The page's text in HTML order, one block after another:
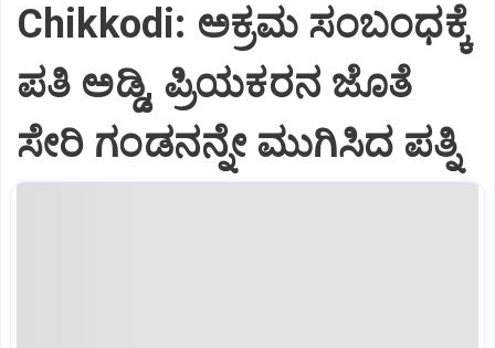
Chikkodi: ಅಕ್ರಮ ಸಂಬಂಧಕ್ಕೆ
ಪತಿ ಅಡ್ಡಿ, ಪ್ರಿಯಕರನ ಜೊತೆ
ಸೇರಿ ಗಂಡನನ್ನೇ ಮುಗಿಸಿದ ಪತ್ನಿ